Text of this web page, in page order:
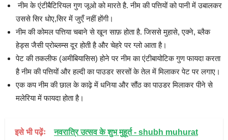
नीम के एंटीबैटिरियल गुण जूओ को मारते है. नीम की पत्तियों को पानी में उबालकर
उससे सिर धोए,सिर में जुएँ नहीं होंगी।
नीम की कोमल पत्तिया चबाने से खून साफ़ होता है. जिससे मुहासे, एक्ने, ब्लैक
हेड्स जैसी प्रोब्लम्स दूर होती है और चेहरे पर ग्लो आता है।
पेट की तकलीफ (अमीबियासिस) होने पर नीम का एंटीबायोटिक गुण फायदा करता
है नीम की पत्तियों और हल्दी का पाउडर सरसों के तेल में मिलाकर पेट पर लगाए।
एक कप नीम की छाल के काढ़े में धनिया और सौंठ का पाउडर मिलाकर पीने से
मलेरिया में फायदा होता है।
इसे भी पढ़ेंः
नवरात्रि उत्सव के शुभ मुहूर्त - shubh muhurat